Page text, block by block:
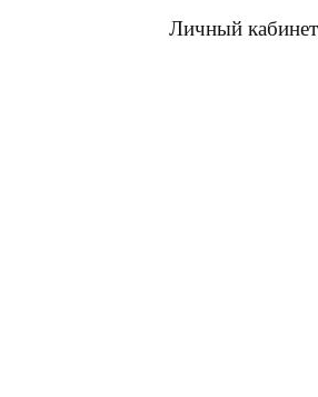
Личный кабинет